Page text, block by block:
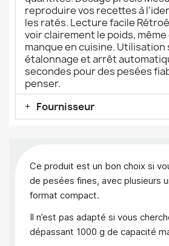
reproduire vos recettes à
les ratés. Lecture facile
voir clairement le poids,
manque en cuisine.
étalonnage et arrêt
secondes pour des pesées
penser.
Fournisseur
Ce produit est un bon choix si
de pesées fines, avec plusieurs
format compact.
Il n’est pas adapté si vous
dépassant 1000 g de capacité